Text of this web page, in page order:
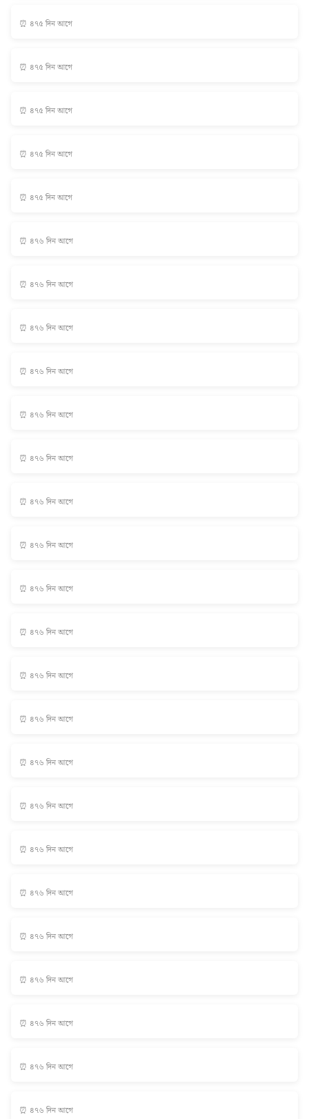
⏰ ৪৭৫ দিন আগে
⏰ ৪৭৫ দিন আগে
⏰ ৪৭৫ দিন আগে
⏰ ৪৭৫ দিন আগে
⏰ ৪৭৫ দিন আগে
⏰ ৪৭৬ দিন আগে
⏰ ৪৭৬ দিন আগে
⏰ ৪৭৬ দিন আগে
⏰ ৪৭৬ দিন আগে
⏰ ৪৭৬ দিন আগে
⏰ ৪৭৬ দিন আগে
⏰ ৪৭৬ দিন আগে
⏰ ৪৭৬ দিন আগে
⏰ ৪৭৬ দিন আগে
⏰ ৪৭৬ দিন আগে
⏰ ৪৭৬ দিন আগে
⏰ ৪৭৬ দিন আগে
⏰ ৪৭৬ দিন আগে
⏰ ৪৭৬ দিন আগে
⏰ ৪৭৬ দিন আগে
⏰ ৪৭৬ দিন আগে
⏰ ৪৭৬ দিন আগে
⏰ ৪৭৬ দিন আগে
⏰ ৪৭৬ দিন আগে
⏰ ৪৭৬ দিন আগে
⏰ ৪৭৬ দিন আগে